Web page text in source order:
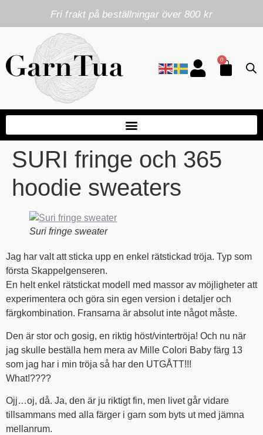
Fri frakt på beställningar över 800 kr
0
SURI fringe och 365
hoodie sweaters
Suri fringe sweater
Jag har valt att sticka upp en enkel rätstickad tröja. Typ som
första Skappelgenseren.
En helt enkel rätstickat modell med massor av möjligheter att
experimentera och göra sin egen version i detaljer och
färgkombination. Fransarna är absolut inte något måste.
Den är stor och gosig, en riktig höst/vintertröja! Och nu när
jag skulle beställa hem mera av Mille Colori Baby färg 13
som jag har i min tröja så har den UTGÅTT!!!
What!????
Ojj…oj, då. Ja, den är ju riktigt fin, men livet går vidare
tillsammans med alla färger i garn som byts ut med jämna
mellanrum.